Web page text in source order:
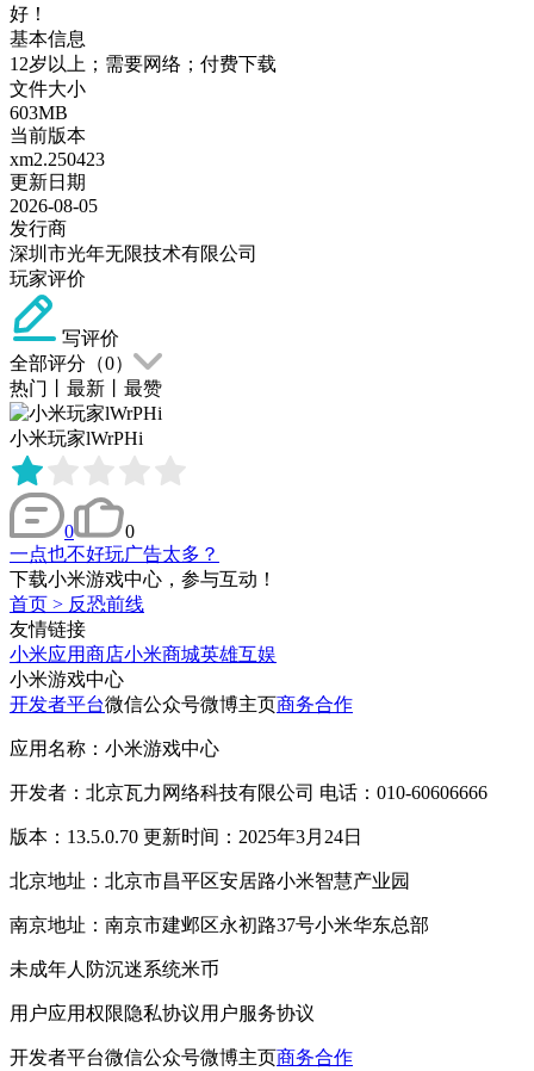
好！
基本信息
12岁以上；需要网络；付费下载
文件大小
603MB
当前版本
xm2.250423
更新日期
2026-08-05
发行商
深圳市光年无限技术有限公司
玩家评价
写评价
全部评分（0）
热门
最新 最赞
小米玩家lWrPHi
0
0
一点也不好玩广告太多？
下载小米游戏中心，参与互动！
首页 > 反恐前线
友情链接
小米应用商店小米商城英雄互娱
小米游戏中心
开发者平台微信公众号微博主页商务合作
应用名称：小米游戏中心
开发者：北京瓦力网络科技有限公司 电话：010-60606666
版本：13.5.0.70 更新时间：2025年3月24日
北京地址：北京市昌平区安居路小米智慧产业园
南京地址：南京市建邺区永初路37号小米华东总部
未成年人防沉迷系统米币
用户应用权限隐私协议用户服务协议
开发者平台微信公众号微博主页商务合作